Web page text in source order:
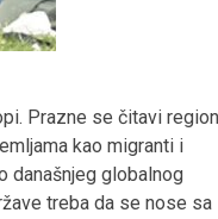
Prazne se čitavi
kao migranti i
današnjeg globalnog
treba da se nose sa